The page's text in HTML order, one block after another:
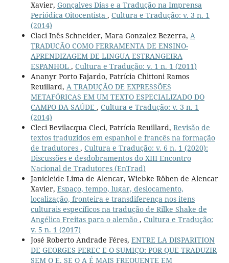
Xavier, Gonçalves Dias e a Tradução na Imprensa
Periódica Oitocentista , Cultura e Tradução: v. 3 n. 1
(2014)
Claci Inês Schneider, Mara Gonzalez Bezerra, A
TRADUÇÃO COMO FERRAMENTA DE ENSINO-
APRENDIZAGEM DE LINGUA ESTRANGEIRA
ESPANHOL , Cultura e Tradução: v. 1 n. 1 (2011)
Ananyr Porto Fajardo, Patrícia Chittoni Ramos
Reuillard, A TRADUÇÃO DE EXPRESSÕES
METAFÓRICAS EM UM TEXTO ESPECIALIZADO DO
CAMPO DA SAÚDE , Cultura e Tradução: v. 3 n. 1
(2014)
Cleci Bevilacqua Cleci, Patrícia Reuillard, Revisão de
textos traduzidos em espanhol e francês na formação
de tradutores , Cultura e Tradução: v. 6 n. 1 (2020):
Discussões e desdobramentos do XIII Encontro
Nacional de Tradutores (EnTrad)
Janicleide Lima de Alencar, Wiebke Röben de Alencar
Xavier, Espaço, tempo, lugar, deslocamento,
localização, fronteira e transdiferença nos itens
culturais específicos na tradução de Rilke Shake de
Angélica Freitas para o alemão , Cultura e Tradução:
v. 5 n. 1 (2017)
José Roberto Andrade Féres, ENTRE LA DISPARITION
DE GEORGES PEREC E O SUMIÇO: POR QUE TRADUZIR
SEM O E, SE O A É MAIS FREQUENTE EM